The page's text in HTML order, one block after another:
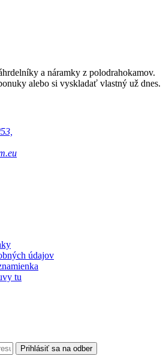
a náramky z polodrahokamov.
alebo si vyskladať vlastný už dnes.
údajov
tu
Prihlásiť sa na odber